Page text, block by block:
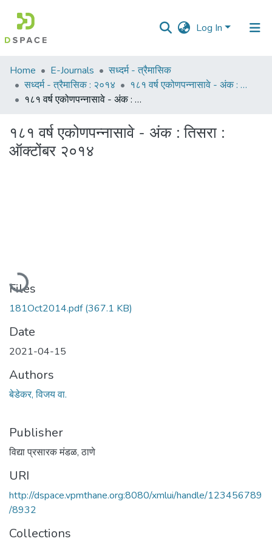
Log In
Communities
&
Collections
All of DSpace
Statistics
Home E-Journals
सध्दर्म - त्रैमासिक
सध्दर्म - त्रैमासिक : २०१४
१८१ वर्ष एकोणपन्नासावे - अंक : तिसरा : ऑक्टोंबर २०१४
१८१ वर्ष एकोणपन्नासावे - अंक : तिसरा : ऑक्टोंबर २०१४
१८१ वर्ष एकोणपन्नासावे - अंक : तिसरा :
ऑक्टोंबर २०१४
Files
181Oct2014.pdf(367.1 KB)
Date
2021-04-15
Authors
बेडेकर, विजय वा.
Publisher
विद्या प्रसारक मंडळ, ठाणे
URI
http://dspace.vpmthane.org:8080/xmlui/handle/123456789
/8932
Collections